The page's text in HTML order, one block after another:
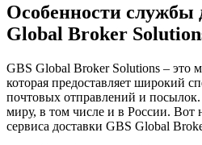
Особенности службы
Global Broker
GBS Global Broker Solutions – это
которая предоставляет широкий
почтовых отправлений и
миру, в том числе и в России. Вот
сервиса доставки GBS Global